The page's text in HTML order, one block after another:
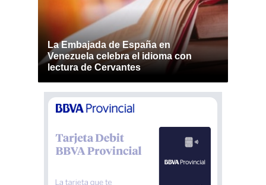
La Embajada de España en
Venezuela celebra el idioma con
lectura de Cervantes